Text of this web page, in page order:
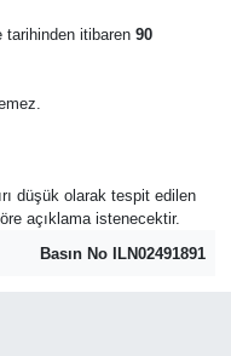
itibaren 90
düşük olarak tespit edilen
açıklama istenecektir.
Basın No ILN02491891